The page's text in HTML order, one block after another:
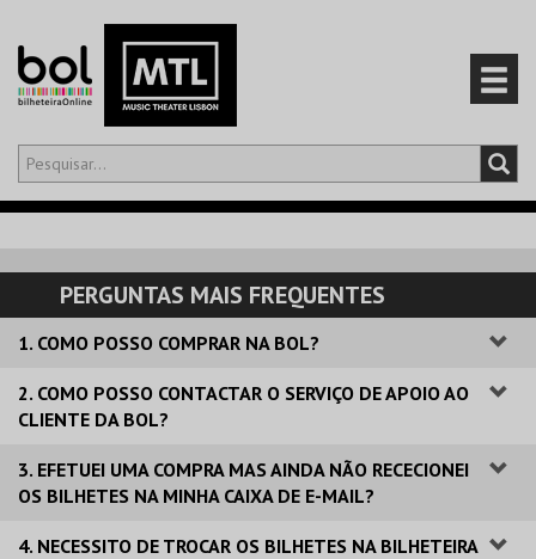
Olá,iniciar sessão
CARRINHO
EVENTOS
CARTÕES
PERGUNTAS MAIS FREQUENTES
1. COMO POSSO COMPRAR NA BOL?
2. COMO POSSO CONTACTAR O SERVIÇO DE APOIO AO
CLIENTE DA BOL?
3. EFETUEI UMA COMPRA MAS AINDA NÃO RECECIONEI
OS BILHETES NA MINHA CAIXA DE E-MAIL?
4. NECESSITO DE TROCAR OS BILHETES NA BILHETEIRA